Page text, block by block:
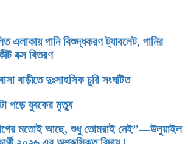
এলাকায় পানি বিশুদ্ধকরণ ট্যাবলেট, পানির
বক্স বিতরণ
বাড়ীতে দুঃসাহসিক চুরি সংঘটিত
পড়ে যুবকের মৃত্যু
মতোই আছে, শুধু তোমরাই নেই”—উলুয়াইল